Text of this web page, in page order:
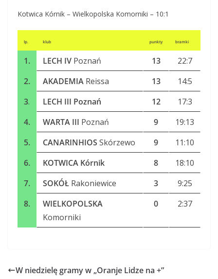
Kotwica Kórnik – Wielkopolska Komorniki – 10:1
lp. klub punkty bramki
1. LECH IV Poznań 13
22:7
2.
AKADEMIA Reissa 13
14:5
3. LECH III Poznań 12
17:3
4.
WARTA III Poznań 9
19:13
5.
CANARINHIOS Skórzewo 9
11:10
6.
KOTWICA Kórnik 8
18:10
7.
SOKÓŁ Rakoniewice 3
9:25
8.
WIELKOPOLSKA
Komorniki
0 2:37
W niedzielę gramy w „Oranje Lidze na +”